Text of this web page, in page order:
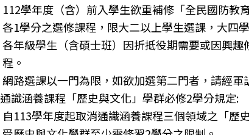
112學年度（含）前入學生欲重補修「全民國防教
各1學分之選修課程，限大二以上學生選課，大四
各年級學生（含碩士班）因折抵役期需要或因興
程。
網路選課以一門為限，如欲加選第二門者，請經
通識涵養課程「歷史與文化」學群必修2學分規定:
自113學年度起取消通識涵養課程三個領域之「